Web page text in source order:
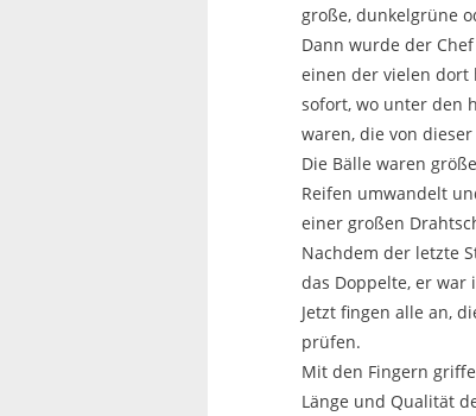
große, dunkelgrüne
Dann wurde der
einen der vielen dort
sofort, wo unter den
waren, die von
Die Bälle waren
Reifen umwandelt
einer großen
Nachdem der letzte
das Doppelte, er
Jetzt fingen alle an,
prüfen.
Mit den Fingern
Länge und Qualität